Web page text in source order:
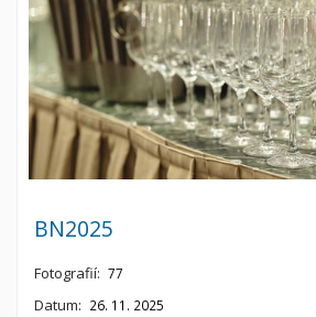
BN2025
Fotografií: 77
Datum: 26. 11. 2025